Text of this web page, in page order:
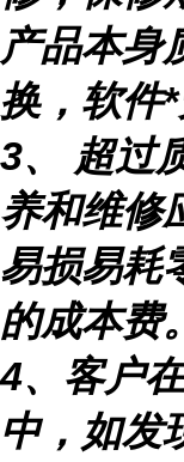
产品本身
换，软件*
3、
超过
养和维修
易损易耗
的成本费。
4、客户
中，如发